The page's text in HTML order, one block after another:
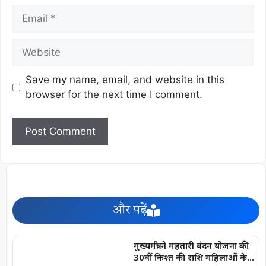
Save my name, email, and website in this
browser for the next time I comment.
और पढ़ें
मुख्यमंत्री ने महतारी वंदन योजना की
30वीं किश्त की राशि महिलाओं के